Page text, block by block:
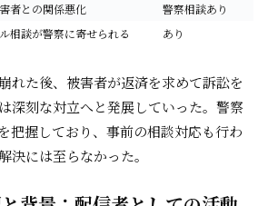
者との関係悪化
警察相談あり
相談が警察に寄せられる あり
れた後、被害者が返済を求めて訴訟を
深刻な対立へと発展していった。警察
把握しており、事前の相談対応も行わ
決には至らなかった。